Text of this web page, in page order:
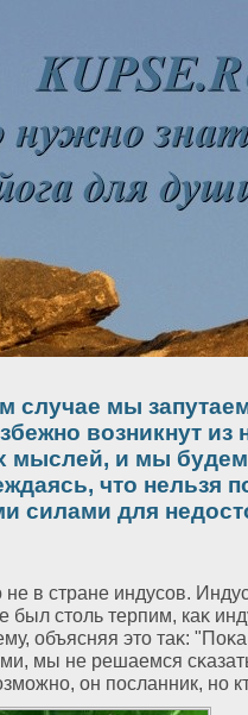
случае мы
возникнут из
мыслей, и мы будем
что нельзя
силами для
в стране индусов.
был столь терпим, каκ
объясняя это таκ:
мы не решаемся
он посланник, но